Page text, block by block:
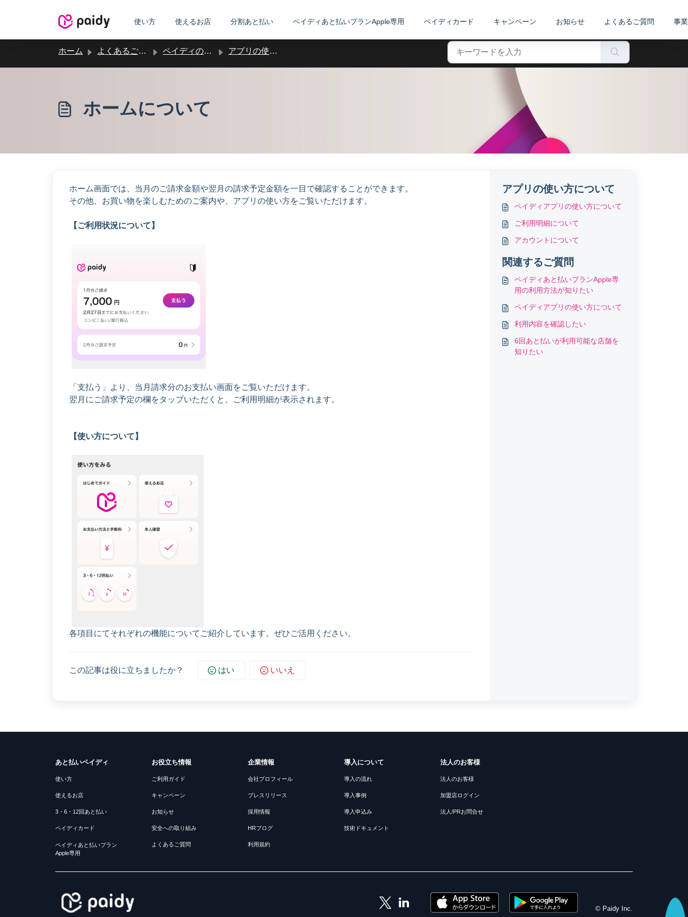
使い方 使えるお店 分割あと払い ペイディあと払いプランApple専用 ペイディカード キャンペーン お知らせ よくあるご質問 事
ホーム よくあるご質問 ペイディの機能 アプリの使い方について
ホームについて
ホーム画面では、当月のご請求金額や翌月の請求予定金額を一目で確認することができます。
その他、お買い物を楽しむためのご案内や、アプリの使い方をご覧いただけます。
【ご利用状況について】
「支払う」より、当月請求分のお支払い画面をご覧いただけます。
翌月にご請求予定の欄をタップいただくと、ご利用明細が表示されます。
【使い方について】
各項目にてそれぞれの機能についてご紹介しています。ぜひご活用ください。
この記事は役に立ちましたか？ はい いいえ
アプリの使い方について
ペイディアプリの使い方について
ご利用明細について
アカウントについて
関連するご質問
ペイディあと払いプランApple専
用の利用方法が知りたい
ペイディアプリの使い方について
利用内容を確認したい
6回あと払いが利用可能な店舗を
知りたい
あと払いペイディ
使い方
使えるお店
3・6・12回あと払い
ペイディカード
ペイディあと払いプラン
Apple専用
お役立ち情報
ご利用ガイド
キャンペーン
お知らせ
安全への取り組み
よくあるご質問
企業情報
会社プロフィール
プレスリリース
採用情報
HRブログ
利用規約
導入について
導入の流れ
導入事例
導入申込み
技術ドキュメント
法人のお客様
法人のお客様
加盟店ログイン
法人/PRお問合せ
© Paidy Inc.